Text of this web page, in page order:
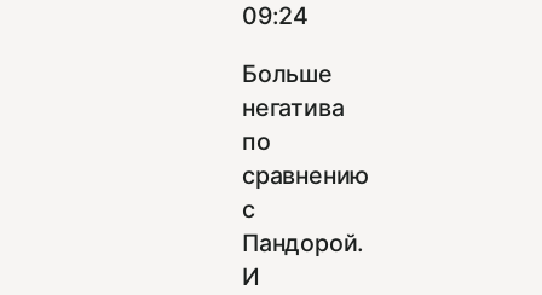
09:24
Больше
негатива
по
сравнению
с
Пандорой.
И